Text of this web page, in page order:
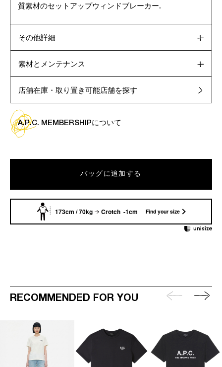
質素材のセットアップウィンドブレーカー.
その他詳細
素材とメンテナンス
店舗在庫・取り置き可能店舗を探す
A.P.C. MEMBERSHIPについて
バッグに追加する
173cm / 70kg Crotch -1cm Find your size
RECOMMENDED FOR YOU